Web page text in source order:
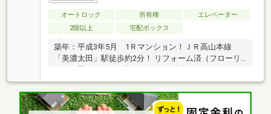
オートロック 所有権
エレベーター
2階以上
宅配ボックス
築年：平成3年5月 1Ｒマンション！ＪＲ高山本線
「美濃太田」駅徒歩約2分！ リフォーム済（フローリ